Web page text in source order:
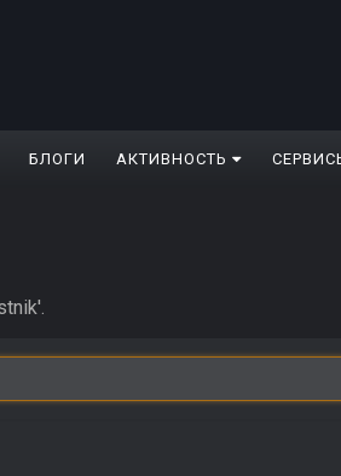
БЛОГИ АКТИВНОСТЬ